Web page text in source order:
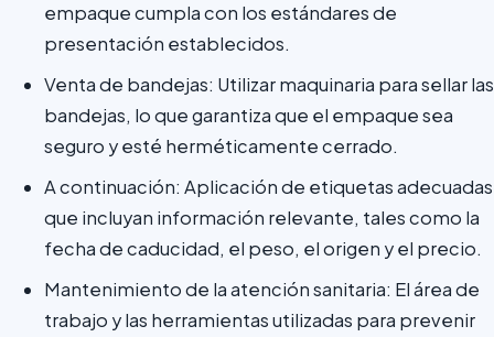
empaque cumpla con los estándares de
presentación establecidos.
Venta de bandejas: Utilizar maquinaria para sellar las
bandejas, lo que garantiza que el empaque sea
seguro y esté herméticamente cerrado.
A continuación: Aplicación de etiquetas adecuadas
que incluyan información relevante, tales como la
fecha de caducidad, el peso, el origen y el precio.
Mantenimiento de la atención sanitaria: El área de
trabajo y las herramientas utilizadas para prevenir